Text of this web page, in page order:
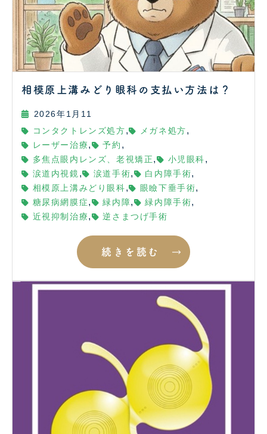
相模原上溝みどり眼科の支払い方法は？
2026年1月11
コンタクトレンズ処方 , メガネ処方 ,
レーザー治療 , 予約 ,
多焦点眼内レンズ、老視矯正 , 小児眼科 ,
涙道内視鏡 , 涙道手術, 白内障手術,
相模原上溝みどり眼科 , 眼瞼下垂手術,
糖尿病網膜症 , 緑内障, 緑内障手術,
近視抑制治療 , 逆さまつげ手術
続きを読む